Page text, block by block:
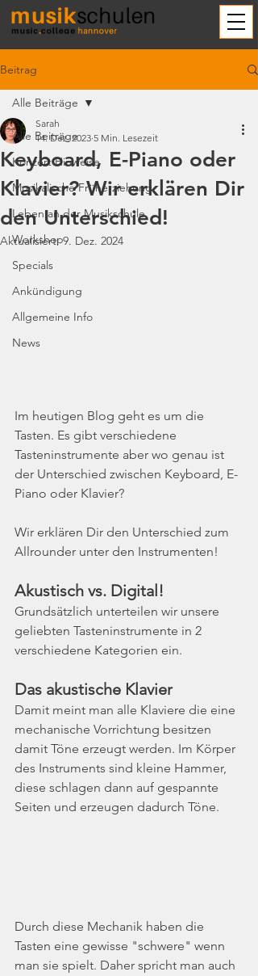
Beitrag
Alle Beiträge
Konzert Hinweise
Musikalische Früherziehung
Leben an der Musikschule
Workshop
Specials
Ankündigung
Allgemeine Info
News
Alle Beiträge
Keyboard, E-Piano oder
Klavier? Wir erklären Dir
den Unterschied!
Sarah
14. Dez. 2023 5 Min. Lesezeit
Aktualisiert:9. Dez. 2024
Im heutigen Blog geht es um die
Tasten. Es gibt verschiedene
Tasteninstrumente aber wo genau ist
der Unterschied zwischen Keyboard, E-
Piano oder Klavier?
Wir erklären Dir den Unterschied zum
Allrounder unter den Instrumenten!
Akustisch vs. Digital!
Grundsätzlich unterteilen wir unsere
geliebten Tasteninstrumente in 2
verschiedene Kategorien ein.
Das akustische Klavier
Damit meint man alle Klaviere die eine
mechanische Vorrichtung besitzen
damit Töne erzeugt werden. Im Körper
des Instruments sind kleine Hammer,
diese schlagen dann auf gespannte
Seiten und erzeugen dadurch Töne.
Durch diese Mechanik haben die
Tasten eine gewisse "schwere" wenn
man sie spielt. Daher spricht man auch